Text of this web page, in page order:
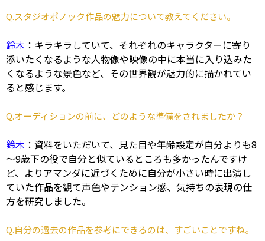
Q.スタジオポノック作品の魅力について教えてください。
鈴木 ：キラキラしていて、それぞれのキャラクターに寄り
添いたくなるような人物像や映像の中に本当に入り込みた
くなるような景色など、その世界観が魅力的に描かれてい
ると感じます。
Q.オーディションの前に、どのような準備をされましたか？
鈴木 ：資料をいただいて、見た目や年齢設定が自分よりも8
～9歳下の役で自分と似ているところも多かったんですけ
ど、よりアマンダに近づくために自分が小さい時に出演し
ていた作品を観て声色やテンション感、気持ちの表現の仕
方を研究しました。
Q.自分の過去の作品を参考にできるのは、すごいことですね。